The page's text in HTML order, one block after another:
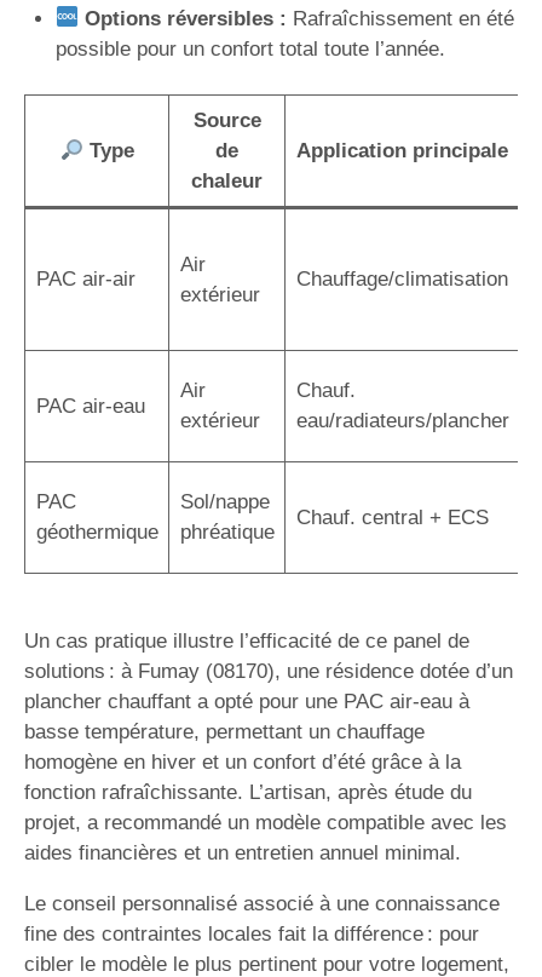
Options réversibles : Rafraîchissement en été
possible pour un confort total toute l’année.
Type
Source
de
chaleur
Application principale
PAC air-air
Air
extérieur
Chauffage/climatisation
PAC air-eau
Air
extérieur
Chauf.
eau/radiateurs/plancher
PAC
géothermique
Sol/nappe
phréatique
Chauf. central + ECS
Un cas pratique illustre l’efficacité de ce panel de
solutions : à Fumay (08170), une résidence dotée d’un
plancher chauffant a opté pour une PAC air-eau à
basse température, permettant un chauffage
homogène en hiver et un confort d’été grâce à la
fonction rafraîchissante. L’artisan, après étude du
projet, a recommandé un modèle compatible avec les
aides financières et un entretien annuel minimal.
Le conseil personnalisé associé à une connaissance
fine des contraintes locales fait la différence : pour
cibler le modèle le plus pertinent pour votre logement,